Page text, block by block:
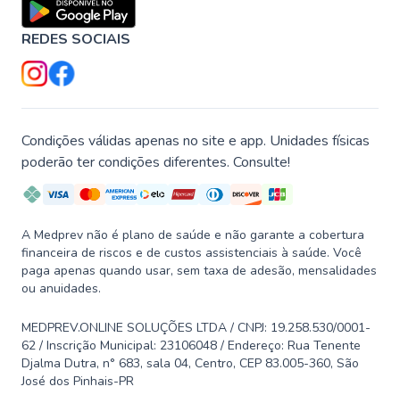
REDES SOCIAIS
Condições válidas apenas no site e app. Unidades físicas
poderão ter condições diferentes. Consulte!
A Medprev não é plano de saúde e não garante a cobertura
financeira de riscos e de custos assistenciais à saúde. Você
paga apenas quando usar, sem taxa de adesão, mensalidades
ou anuidades.
MEDPREV.ONLINE SOLUÇÕES LTDA / CNPJ: 19.258.530/0001-
62 / Inscrição Municipal: 23106048 / Endereço: Rua Tenente
Djalma Dutra, n° 683, sala 04, Centro, CEP 83.005-360, São
José dos Pinhais-PR